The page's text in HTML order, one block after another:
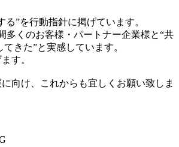
る”を行動指針に掲げています。
多くのお客様・パートナー企業様と“共
きた”と実感しています。
す。
向け、これからも宜しくお願い致しま